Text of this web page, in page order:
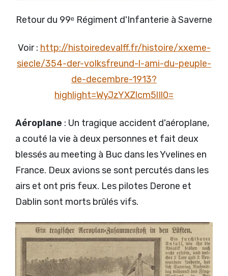
Retour du 99ᵉ Régiment d'Infanterie à Saverne
Voir : http://histoiredevalff.fr/histoire/xxeme-
siecle/354-der-volksfreund-l-ami-du-peuple-
de-decembre-1913?
highlight=WyJzYXZlcm5lIl0=
Aéroplane : Un tragique accident d'aéroplane,
a couté la vie à deux personnes et fait deux
blessés au meeting à Buc dans les Yvelines en
France. Deux avions se sont percutés dans les
airs et ont pris feux. Les pilotes Derone et
Dablin sont morts brûlés vifs.